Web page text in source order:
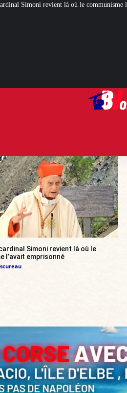
communisme l’avait emprisonné
Simoni revient là où le
l’avait emprisonné